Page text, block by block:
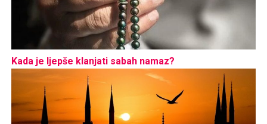
Kada je ljepše klanjati sabah namaz?